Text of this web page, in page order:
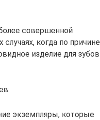
совершенной
когда по причине
изделие для зубов
экземпляры, которые